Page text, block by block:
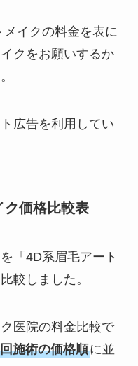
イクの料金を表に
クをお願いするか
広告を利用してい
ク価格比較表
「4D系眉毛アート
較しました。
医院の料金比較で
施術の価格順に並